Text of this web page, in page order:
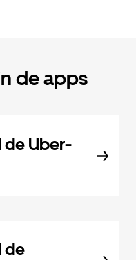
de apps
de Uber-
de